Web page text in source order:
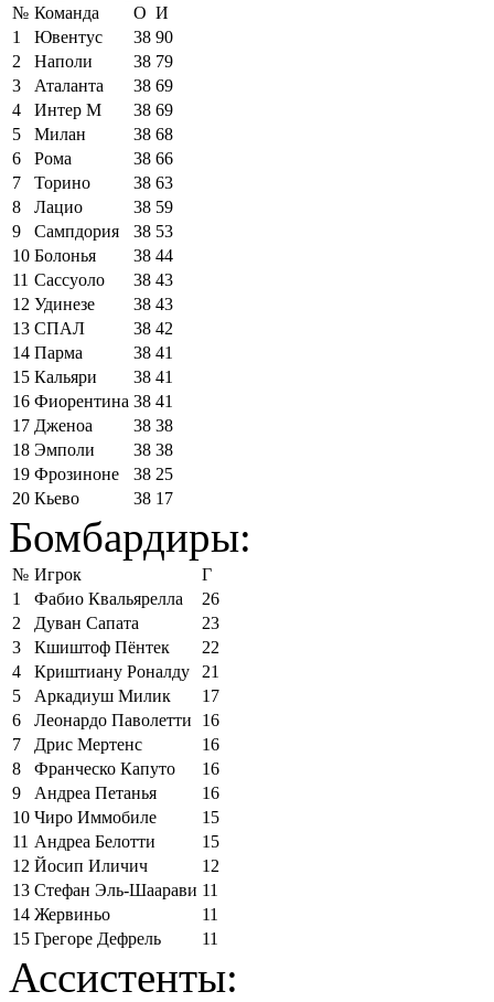
№ Команда О И
1
Ювентус 38 90
2
Наполи 38 79
3
Аталанта 38 69
4
Интер М 38 69
5
Милан 38 68
6
Рома 38 66
7
Торино 38 63
8
Лацио 38 59
9
Сампдория 38 53
10 Болонья 38 44
11 Сассуоло 38 43
12 Удинезе 38 43
13 СПАЛ 38 42
14 Парма 38 41
15 Кальяри 38 41
16 Фиорентина 38 41
17 Дженоа 38 38
18 Эмполи 38 38
19 Фрозиноне 38 25
20 Кьево 38 17
Бомбардиры:
№ Игрок
Г
1
Фабио Квальярелла
26
2
Дуван Сапата
23
3
Кшиштоф Пёнтек
22
4
Криштиану Роналду
21
5
Аркадиуш Милик
17
6
Леонардо Паволетти
16
7
Дрис Мертенс
16
8
Франческо Капуто
16
9
Андреа Петанья
16
10 Чиро Иммобиле
15
11 Андреа Белотти
15
12 Йосип Иличич
12
13 Стефан Эль-Шаарави 11
14 Жервиньо
11
15 Грегоре Дефрель 11
Ассистенты: